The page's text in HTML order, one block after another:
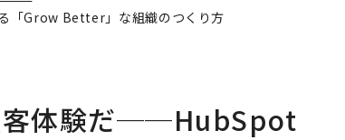
「Grow Better」な組織のつくり方
客体験だ──HubSpot